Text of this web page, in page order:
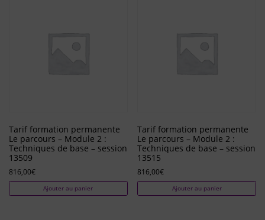
Tarif formation permanente
Le parcours – Module 2 :
Techniques de base – session
13509
816,00€
Ajouter au panier
Tarif formation permanente
Le parcours – Module 2 :
Techniques de base – session
13515
816,00€
Ajouter au panier